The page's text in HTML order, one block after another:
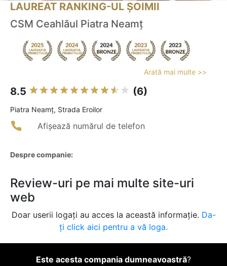
LAUREAT RANKING-UL ȘOIMII
CSM Ceahlăul Piatra Neamț
Arată mai multe >>
8.5 (6)
Piatra Neamţ, Strada Eroilor
Afișează numărul de telefon
Despre companie:
Review-uri pe mai multe site-uri
web
Doar userii logați au acces la această informație. Da-
ți click aici pentru a vă loga.
Este acesta compania dumneavoastră?